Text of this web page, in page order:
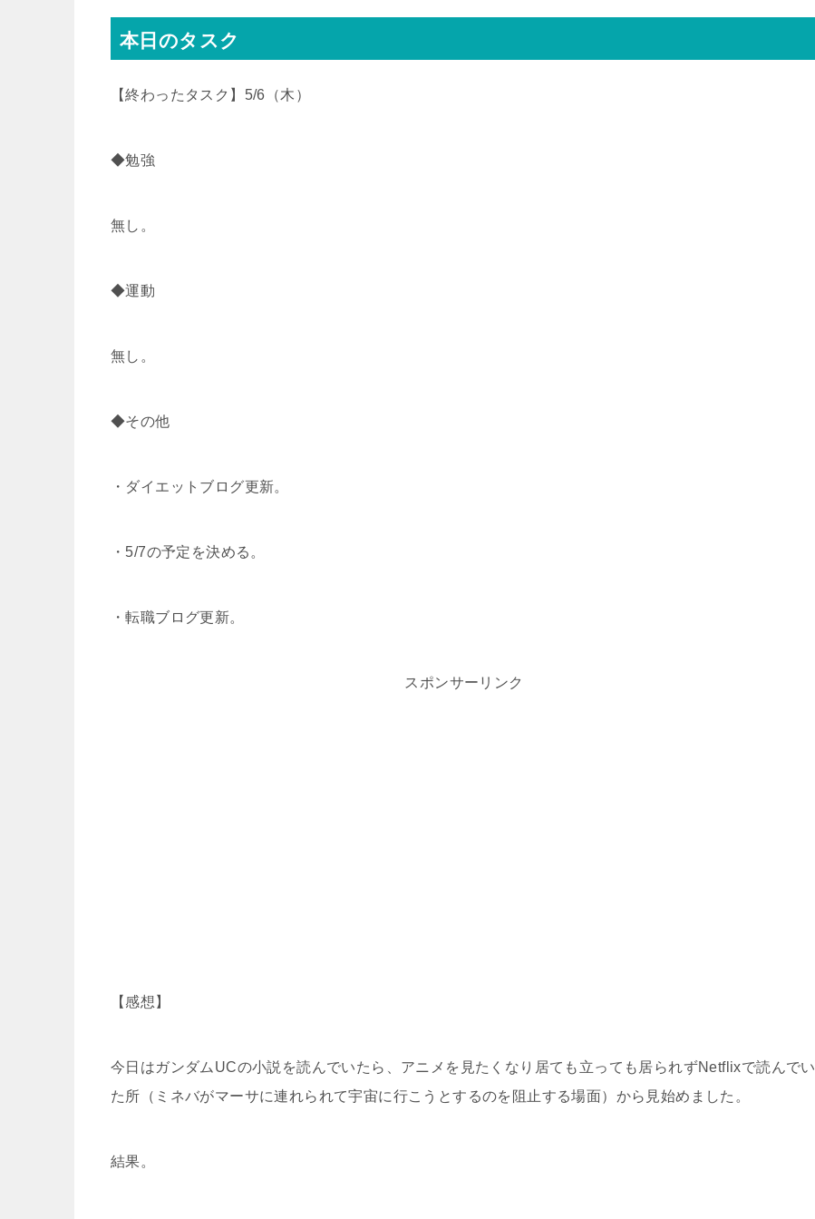
本日のタスク
【終わったタスク】5/6（木）
◆勉強
無し。
◆運動
無し。
◆その他
・ダイエットブログ更新。
・5/7の予定を決める。
・転職ブログ更新。
スポンサーリンク
【感想】
今日はガンダムUCの小説を読んでいたら、アニメを見たくなり居ても立っても居られずNetflixで読んでい
た所（ミネバがマーサに連れられて宇宙に行こうとするのを阻止する場面）から見始めました。
結果。